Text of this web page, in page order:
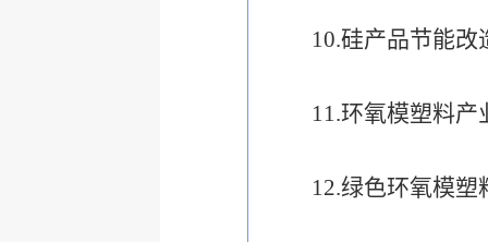
10.硅产品节能改
11.环氧模塑料产
12.绿色环氧模塑